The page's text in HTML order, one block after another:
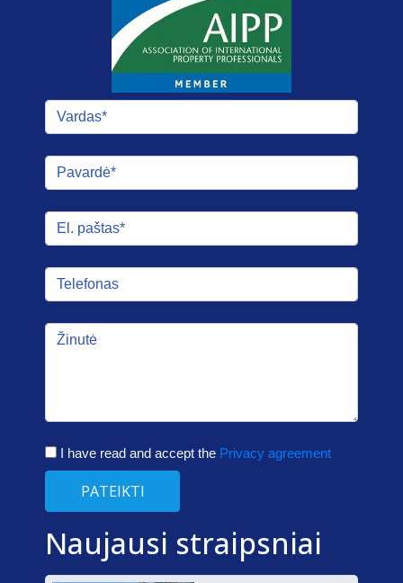
I have read and accept the Privacy agreement
PATEIKTI
Naujausi straipsniai